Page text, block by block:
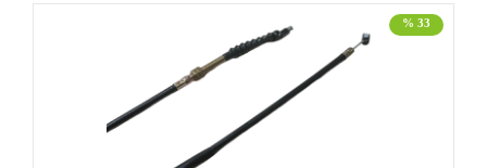
% 33